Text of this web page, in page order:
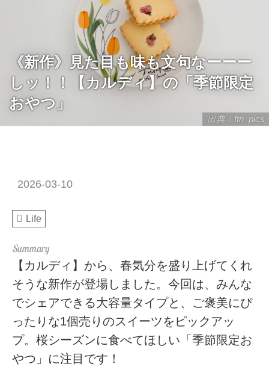
出典：ftn_pics
《新作》見た目も味も文句なーーー
しッ！！【カルディ】の「季節限定
おやつ」
2026-03-10
Life
【カルディ】から、春気分を盛り上げてくれ
そうな新作が登場しました。今回は、みんな
でシェアできる大容量タイプと、ご褒美にぴ
ったりな1個売りのスイーツをピックアッ
プ。桜シーズンに食べてほしい「季節限定お
やつ」に注目です！